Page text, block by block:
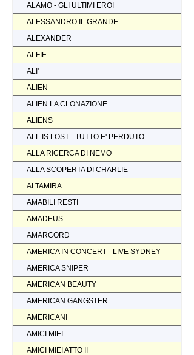
ALAMO - GLI ULTIMI EROI
ALESSANDRO IL GRANDE
ALEXANDER
ALFIE
ALI'
ALIEN
ALIEN LA CLONAZIONE
ALIENS
ALL IS LOST - TUTTO E' PERDUTO
ALLA RICERCA DI NEMO
ALLA SCOPERTA DI CHARLIE
ALTAMIRA
AMABILI RESTI
AMADEUS
AMARCORD
AMERICA IN CONCERT - LIVE SYDNEY
AMERICA SNIPER
AMERICAN BEAUTY
AMERICAN GANGSTER
AMERICANI
AMICI MIEI
AMICI MIEI ATTO II